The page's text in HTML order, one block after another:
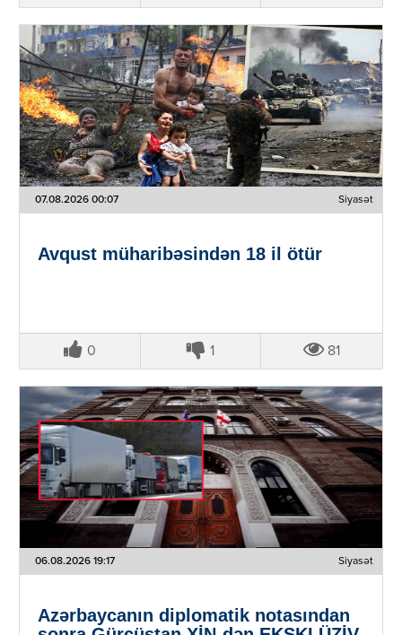
07.08.2026 00:07 Siyasət
Avqust müharibəsindən 18 il ötür
0 1 81
06.08.2026 19:17 Siyasət
Azərbaycanın diplomatik notasından